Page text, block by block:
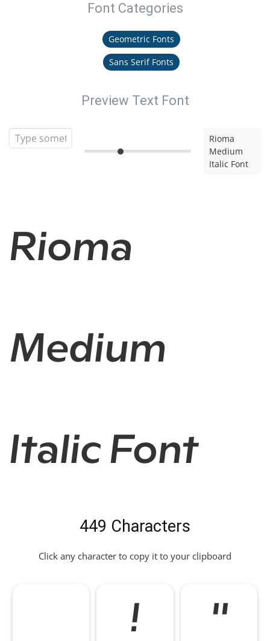
Font Categories
Geometric Fonts
Sans Serif Fonts
Preview Text Font
Rioma
Medium
Italic Font
Rioma
Medium
Italic Font
449 Characters
Click any character to copy it to your clipboard
! "